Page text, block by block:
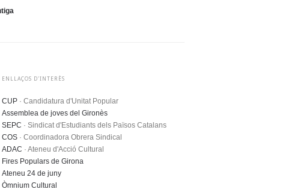
ENLLAÇOS D'INTERÈS
CUP · Candidatura d'Unitat Popular
Assemblea de joves del Gironès
SEPC · Sindicat d'Estudiants dels Països Catalans
COS · Coordinadora Obrera Sindical
ADAC · Ateneu d'Acció Cultural
Fires Populars de Girona
Ateneu 24 de juny
Òmnium Cultural